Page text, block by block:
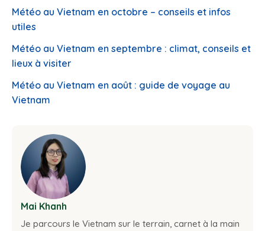
Météo au Vietnam en octobre – conseils et infos
utiles
Météo au Vietnam en septembre : climat, conseils et
lieux à visiter
Météo au Vietnam en août : guide de voyage au
Vietnam
Mai Khanh
Je parcours le Vietnam sur le terrain, carnet à la main